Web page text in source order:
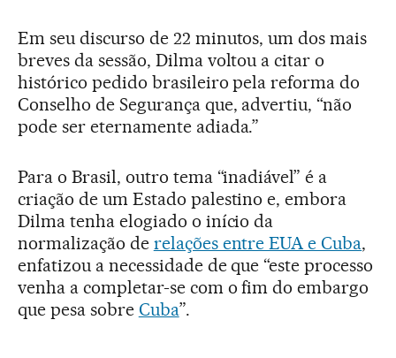
Em seu discurso de 22 minutos, um dos mais
breves da sessão, Dilma voltou a citar o
histórico pedido brasileiro pela reforma do
Conselho de Segurança que, advertiu, “não
pode ser eternamente adiada.”
Para o Brasil, outro tema “inadiável” é a
criação de um Estado palestino e, embora
Dilma tenha elogiado o início da
normalização de relações entre EUA e Cuba,
enfatizou a necessidade de que “este processo
venha a completar-se com o fim do embargo
que pesa sobre Cuba”.